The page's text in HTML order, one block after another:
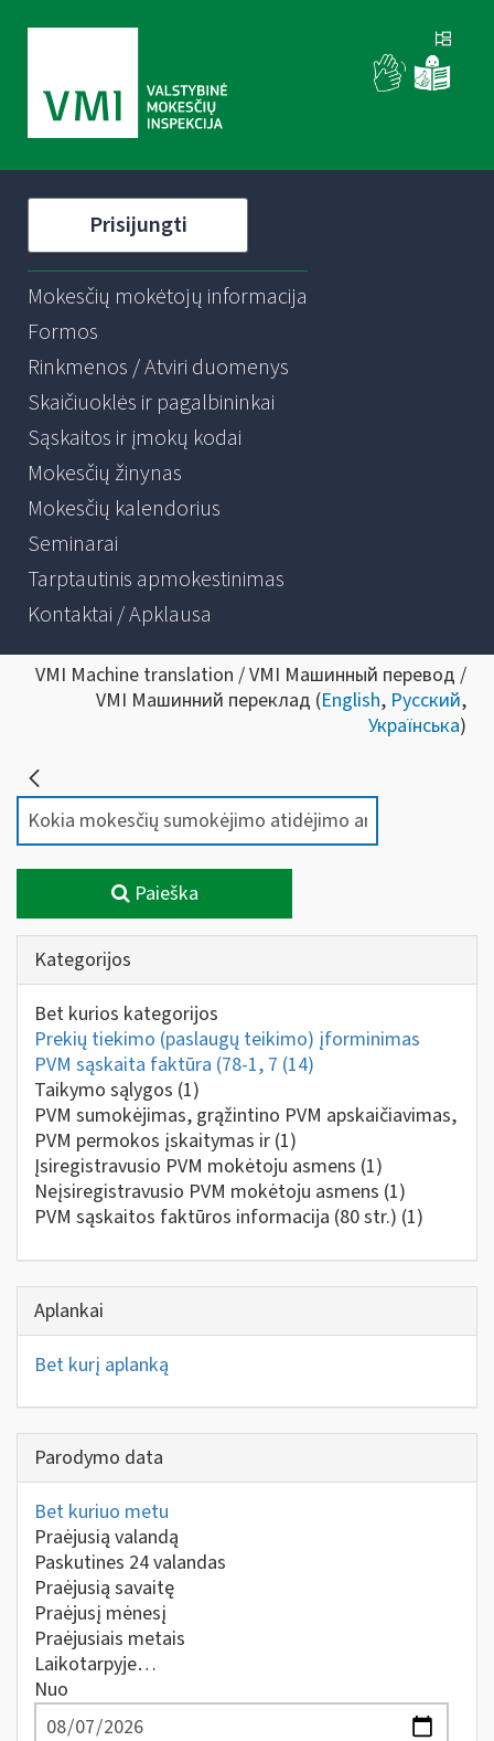
Prisijungti
Mokesčių mokėtojų informacija
Formos
Rinkmenos / Atviri duomenys
Skaičiuoklės ir pagalbininkai
Sąskaitos ir įmokų kodai
Mokesčių žinynas
Mokesčių kalendorius
Seminarai
Tarptautinis apmokestinimas
Kontaktai / Apklausa
VMI Machine translation / VMI Машинный перевод /
VMI Машинний переклад (English, Русский,
Українська)
Paieška
Kategorijos
Bet kurios kategorijos
Prekių tiekimo (paslaugų teikimo) įforminimas
PVM sąskaita faktūra (78-1, 7 (14)
Taikymo sąlygos (1)
PVM sumokėjimas, grąžintino PVM apskaičiavimas,
PVM permokos įskaitymas ir (1)
Įsiregistravusio PVM mokėtoju asmens (1)
Neįsiregistravusio PVM mokėtoju asmens (1)
PVM sąskaitos faktūros informacija (80 str.) (1)
Aplankai
Bet kurį aplanką
Parodymo data
Bet kuriuo metu
Praėjusią valandą
Paskutines 24 valandas
Praėjusią savaitę
Praėjusį mėnesį
Praėjusiais metais
Laikotarpyje…
Nuo